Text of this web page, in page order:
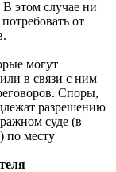
этом случае ни
от
могут
в связи с ним
Споры,
разрешению
суде (в
по месту